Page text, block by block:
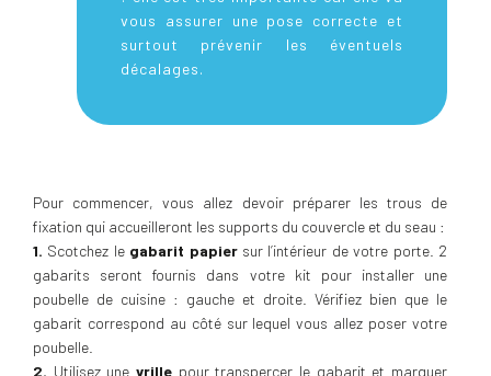
vous assurer une pose correcte et
surtout prévenir les éventuels
décalages.
Pour commencer, vous allez devoir préparer les trous de
fixation qui accueilleront les supports du couvercle et du seau :
1. Scotchez le gabarit papiersur l’intérieur de votre porte. 2
gabarits seront fournis dans votre kit pour installer une
poubelle de cuisine : gauche et droite. Vérifiez bien que le
gabarit correspond au côté sur lequel vous allez poser votre
poubelle.
2. Utilisez une vrille pour transpercer le gabarit et marquer